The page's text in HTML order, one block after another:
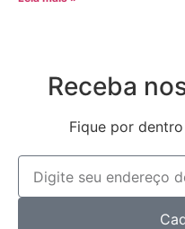
Receba
Fique por